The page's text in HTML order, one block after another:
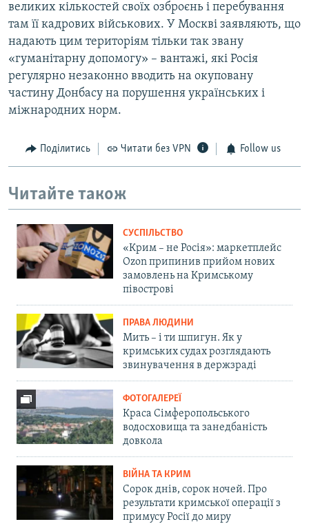
великих кількостей своїх озброєнь і перебування
там її кадрових військових. У Москві заявляють, що
надають цим територіям тільки так звану
«гуманітарну допомогу» – вантажі, які Росія
регулярно незаконно вводить на окуповану
частину Донбасу на порушення українських і
міжнародних норм.
Поділитись Читати без VPN Follow us
Читайте також
СУСПІЛЬСТВО
«Крим – не Росія»: маркетплейс
Ozon припинив прийом нових
замовлень на Кримському
півострові
ПРАВА ЛЮДИНИ
Мить – і ти шпигун. Як у
кримських судах розглядають
звинувачення в держзраді
ФОТОГАЛЕРЕЇ
Краса Сімферопольського
водосховища та занедбаність
довкола
ВІЙНА ТА КРИМ
Сорок днів, сорок ночей. Про
результати кримської операції з
примусу Росії до миру